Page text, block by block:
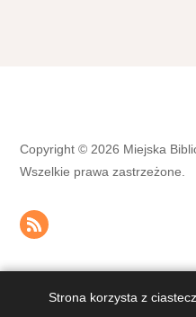
Copyright © 2026 Miejska
Wszelkie prawa zastrzeżone.
Strona korzysta z